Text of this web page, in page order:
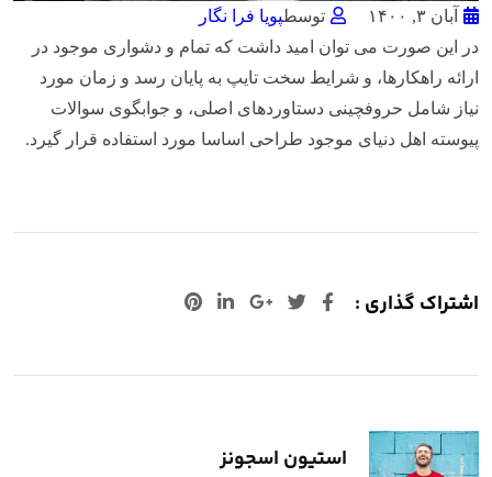
آبان ۳, ۱۴۰۰ توسطپویا فرا نگار
در این صورت می توان امید داشت که تمام و دشواری موجود در
ارائه راهکارها، و شرایط سخت تایپ به پایان رسد و زمان مورد
نیاز شامل حروفچینی دستاوردهای اصلی، و جوابگوی سوالات
پیوسته اهل دنیای موجود طراحی اساسا مورد استفاده قرار گیرد.
اشتراک گذاری : لینکدینپینترست
استیون اسجونز